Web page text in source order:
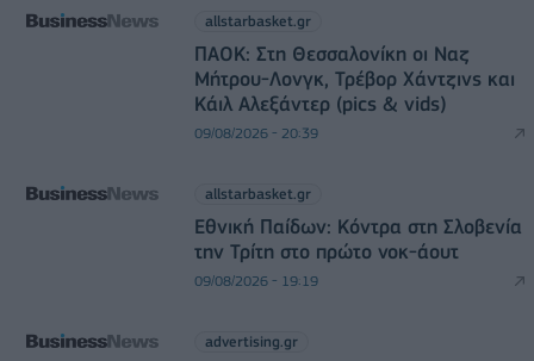
allstarbasket.gr
ΠΑΟΚ: Στη Θεσσαλονίκη οι Ναζ
Μήτρου-Λονγκ, Τρέβορ Χάντζινς και
Κάιλ Αλεξάντερ (pics & vids)
09/08/2026 - 20:39
allstarbasket.gr
Εθνική Παίδων: Κόντρα στη Σλοβενία
την Τρίτη στο πρώτο νοκ-άουτ
09/08/2026 - 19:19
advertising.gr